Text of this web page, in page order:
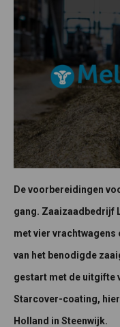
De voorbereidingen
gang. Zaaizaadbedrijf
met vier
van het benodigde
gestart met de uitgifte
Starcover-coating, hier
Holland in Steenwijk.